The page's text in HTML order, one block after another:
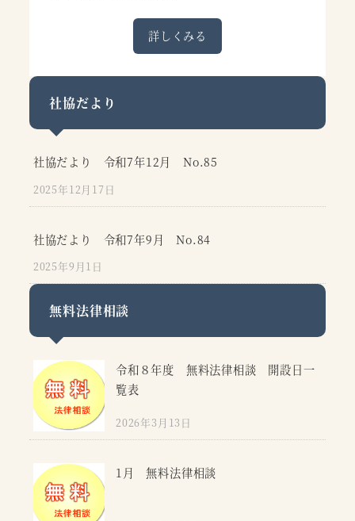
詳しくみる
社協だより
社協だより 令和7年12月 No.85
2025年12月17日
社協だより 令和7年9月 No.84
2025年9月1日
無料法律相談
令和８年度 無料法律相談 開設日一
覧表
2026年3月13日
1月 無料法律相談